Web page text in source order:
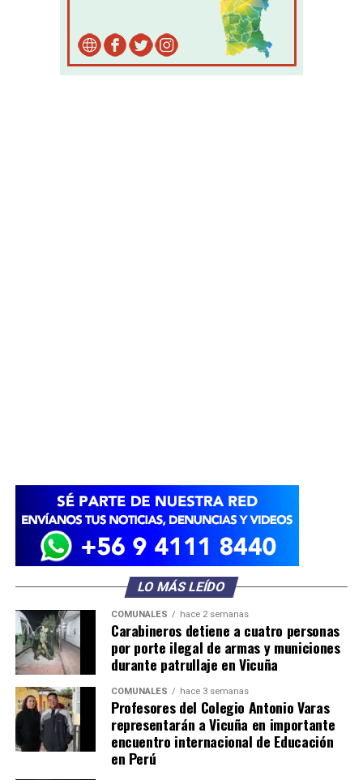
LO MÁS LEÍDO
COMUNALES hace 2 semanas
Carabineros detiene a cuatro personas
por porte ilegal de armas y municiones
durante patrullaje en Vicuña
COMUNALES hace 3 semanas
Profesores del Colegio Antonio Varas
representarán a Vicuña en importante
encuentro internacional de Educación
en Perú